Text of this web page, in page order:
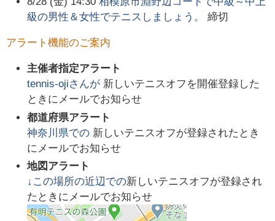
級の男性＆女性でテニスしましょう。
締切
アラート機能のご案内
主催者指定アラート
tennis-ojiさんが 新しいテニスオフを開催登録した
ときにメールでお知らせ
都道府県アラート
神奈川県での 新しいテニスオフが登録されたとき
にメールでお知らせ
地図アラート
↓この場所の近辺での新しいテニスオフが登録され
たときにメールでお知らせ